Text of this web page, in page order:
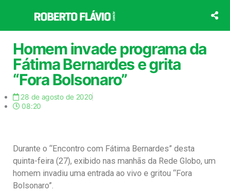
o
conteúdo
Homem invade programa da
Fátima Bernardes e grita
“Fora Bolsonaro”
28 de agosto de 2020
08:20
Durante o “Encontro com Fátima Bernardes” desta
quinta-feira (27), exibido nas manhãs da Rede Globo, um
homem invadiu uma entrada ao vivo e gritou “Fora
Bolsonaro”.